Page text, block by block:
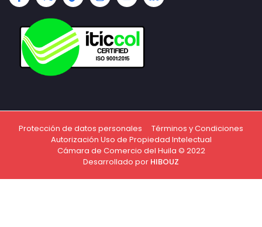
Protección de datos personales
Términos y Condiciones
Autorización Uso de Propiedad Intelectual
Cámara de Comercio del Huila © 2022
Desarrollado por HIBOUZ